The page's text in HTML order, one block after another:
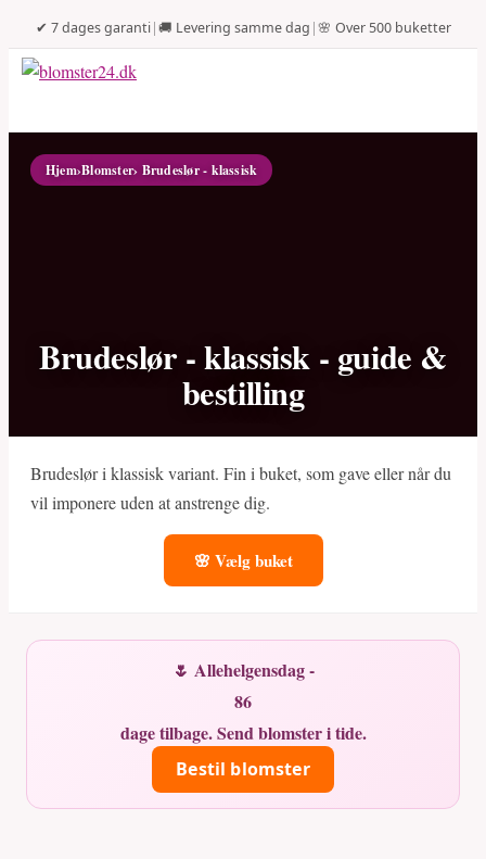
✔ 7 dages garanti|🚚 Levering samme dag |🌸 Over 500 buketter
Hjem›Blomster› Brudeslør - klassisk
Brudeslør - klassisk - guide &
bestilling
Brudeslør i klassisk variant. Fin i buket, som gave eller når du
vil imponere uden at anstrenge dig.
🌸 Vælg buket
🌷 Allehelgensdag -
86
dage tilbage. Send blomster i tide.
Bestil blomster